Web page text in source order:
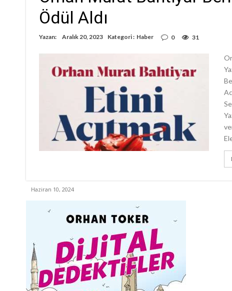
Ödül Aldı
Yazan: Aralık 20, 2023 Kategori : Haber 0 31
Haziran 10, 2024